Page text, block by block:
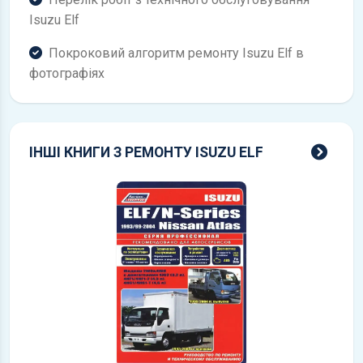
Isuzu Elf
Покроковий алгоритм ремонту Isuzu Elf в
фотографіях
ІНШІ КНИГИ З РЕМОНТУ ISUZU ELF